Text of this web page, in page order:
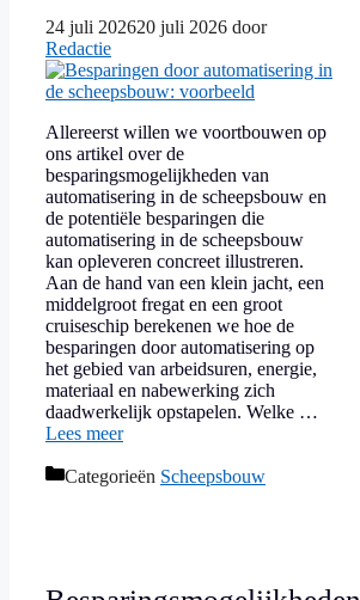
24 juli 202620 juli 2026 door
Redactie
Allereerst willen we voortbouwen op
ons artikel over de
besparingsmogelijkheden van
automatisering in de scheepsbouw en
de potentiële besparingen die
automatisering in de scheepsbouw
kan opleveren concreet illustreren.
Aan de hand van een klein jacht, een
middelgroot fregat en een groot
cruiseschip berekenen we hoe de
besparingen door automatisering op
het gebied van arbeidsuren, energie,
materiaal en nabewerking zich
daadwerkelijk opstapelen. Welke …
Lees meer
Categorieën Scheepsbouw